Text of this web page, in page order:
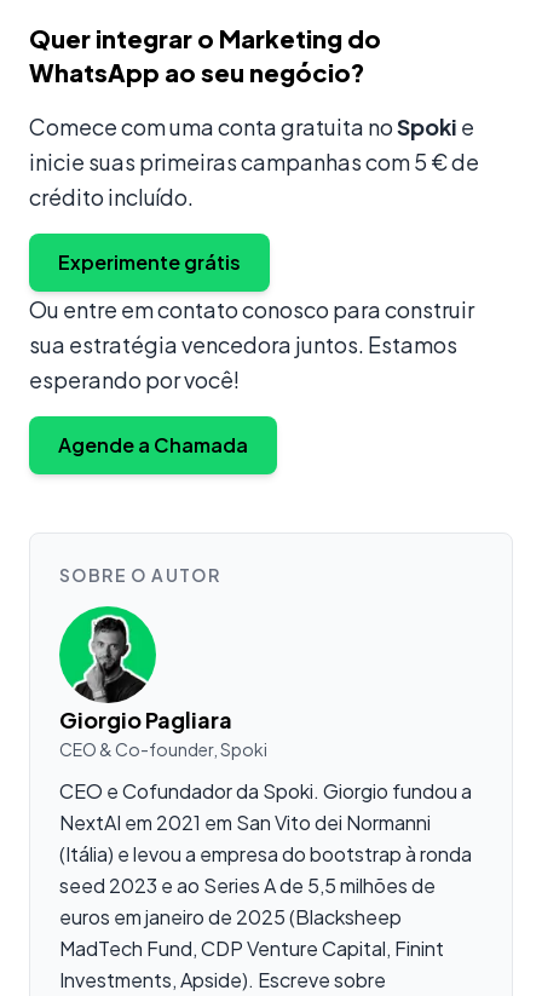
Quer integrar o Marketing do
WhatsApp ao seu negócio?
Comece com uma conta gratuita noSpoki e
inicie suas primeiras campanhas com 5 € de
crédito incluído.
Experimente grátis
Ou entre em contato conosco para construir
sua estratégia vencedora juntos. Estamos
esperando por você!
Agende a Chamada
SOBRE O AUTOR
Giorgio Pagliara
CEO & Co-founder, Spoki
CEO e Cofundador da Spoki. Giorgio fundou a
NextAI em 2021 em San Vito dei Normanni
(Itália) e levou a empresa do bootstrap à ronda
seed 2023 e ao Series A de 5,5 milhões de
euros em janeiro de 2025 (Blacksheep
MadTech Fund, CDP Venture Capital, Finint
Investments, Apside). Escreve sobre